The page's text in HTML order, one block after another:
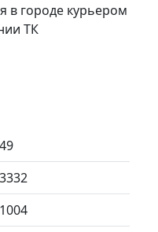
в городе курьером
ТК